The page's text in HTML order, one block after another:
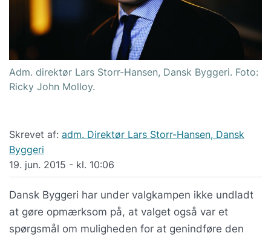
Adm. direktør Lars Storr-Hansen, Dansk Byggeri. Foto:
Ricky John Molloy.
Skrevet af: adm. Direktør Lars Storr-Hansen, Dansk
Byggeri
19. jun. 2015 - kl. 10:06
Dansk Byggeri har under valgkampen ikke undladt
at gøre opmærksom på, at valget også var et
spørgsmål om muligheden for at genindføre den